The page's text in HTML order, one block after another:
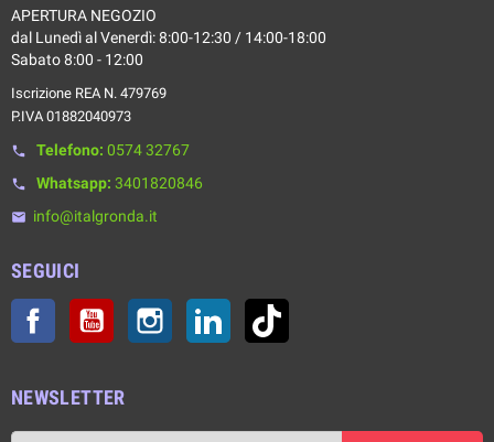
APERTURA NEGOZIO
dal Lunedì al Venerdì: 8:00-12:30 / 14:00-18:00
Sabato 8:00 - 12:00
Iscrizione REA N. 479769
P.IVA 01882040973
phone Telefono: 0574 32767
phone Whatsapp: 3401820846
email info@italgronda.it
SEGUICI
Facebook YouTube Instagram LinkedIn
NEWSLETTER